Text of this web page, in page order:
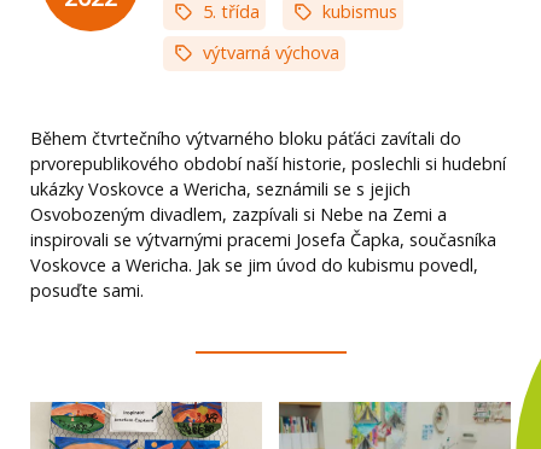
5. třída
kubismus
výtvarná výchova
Během čtvrtečního výtvarného bloku páťáci zavítali do
prvorepublikového období naší historie, poslechli si hudební
ukázky Voskovce a Wericha, seznámili se s jejich
Osvobozeným divadlem, zazpívali si Nebe na Zemi a
inspirovali se výtvarnými pracemi Josefa Čapka, současníka
Voskovce a Wericha. Jak se jim úvod do kubismu povedl,
posuďte sami.